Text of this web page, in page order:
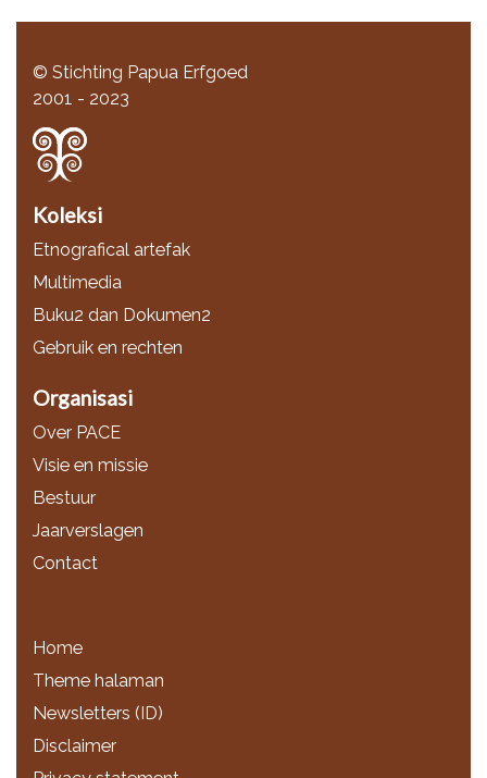
© Stichting Papua Erfgoed
2001 - 2023
Koleksi
Etnografical artefak
Multimedia
Buku2 dan Dokumen2
Gebruik en rechten
Organisasi
Over PACE
Visie en missie
Bestuur
Jaarverslagen
Contact
Home
Theme halaman
Newsletters (ID)
Disclaimer